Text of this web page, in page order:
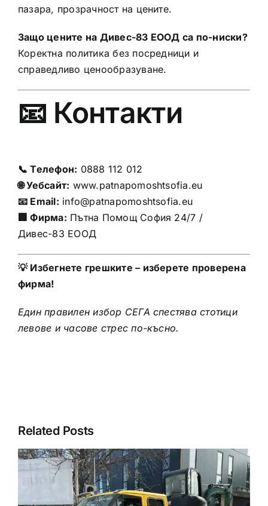
пазара, прозрачност на цените.
Защо цените на Дивес-83 ЕООД са по-ниски?
Коректна политика без посредници и
справедливо ценообразуване.
📧 Контакти
📞 Телефон: 0888 112 012
🌐 Уебсайт: www.patnapomoshtsofia.eu
📧 Email: info@patnapomoshtsofia.eu
🏢 Фирма: Пътна Помощ София 24/7 /
Дивес-83 ЕООД
💡 Избегнете грешките – изберете проверена
фирма!
Един правилен избор СЕГА спестява стотици
левове и часове стрес по-късно.
Related Posts